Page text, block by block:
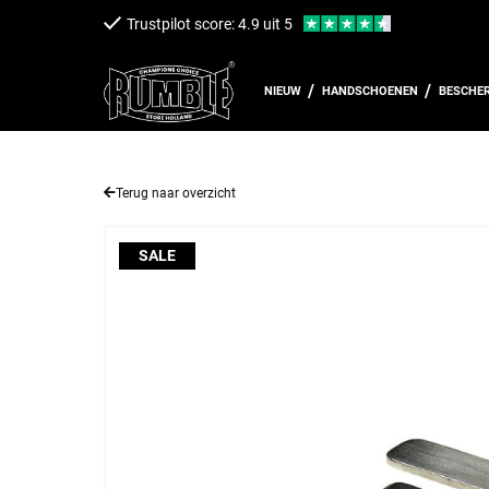
naar de contentTrustpilot score: 4.9 uit 5
NIEUW HANDSCHOENEN
Terug naar overzicht
SALE